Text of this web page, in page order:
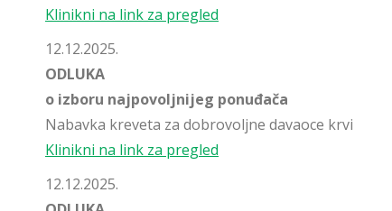
Klinikni na link za pregled
12.12.2025.
ODLUKA
o izboru najpovoljnijeg ponuđača
Nabavka kreveta za dobrovoljne davaoce krvi
Klinikni na link za pregled
12.12.2025.